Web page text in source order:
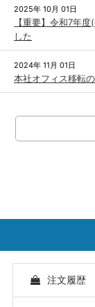
2025年 10月 01日
【重要】令和7年
した
2024年 11月 01日
本社オフィス移転
注文履歴